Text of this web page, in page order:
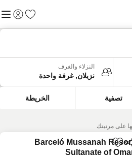
المفضلة
تسجيل
النزلاء والغرف
نزيلان, غرفة واحدة
تصفية الخريطة
على مرتبتك
Add to favorites
Barceló Mussanah
Sultanate of